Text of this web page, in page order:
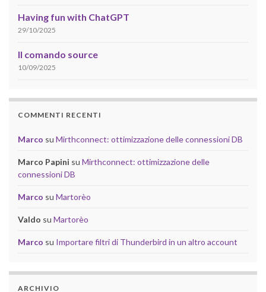
Having fun with ChatGPT
29/10/2025
Il comando source
10/09/2025
COMMENTI RECENTI
Marco su Mirthconnect: ottimizzazione delle connessioni DB
Marco Papini su Mirthconnect: ottimizzazione delle
connessioni DB
Marco su Martorèo
Valdo su Martorèo
Marco su Importare filtri di Thunderbird in un altro account
ARCHIVIO